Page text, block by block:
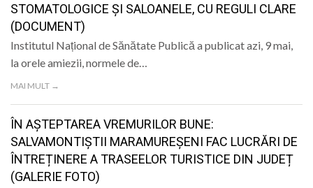
SPECIAL
LIFE
STOMATOLOGICE ȘI SALOANELE, CU REGULI CLARE
(DOCUMENT)
Institutul Național de Sănătate Publică a publicat azi, 9 mai,
la orele amiezii, normele de…
MAI MULT →
ÎN AȘTEPTAREA VREMURILOR BUNE:
SALVAMONTIȘTII MARAMUREȘENI FAC LUCRĂRI DE
ÎNTREȚINERE A TRASEELOR TURISTICE DIN JUDEȚ
(GALERIE FOTO)